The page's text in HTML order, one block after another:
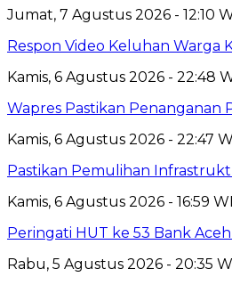
Jumat, 7 Agustus 2026 - 12:10
Respon Video Keluhan Warga
Kamis, 6 Agustus 2026 - 22:48
Wapres Pastikan Penanganan
Kamis, 6 Agustus 2026 - 22:47
Pastikan Pemulihan
Kamis, 6 Agustus 2026 - 16:59
Peringati HUT ke 53 Bank
Rabu, 5 Agustus 2026 - 20:35